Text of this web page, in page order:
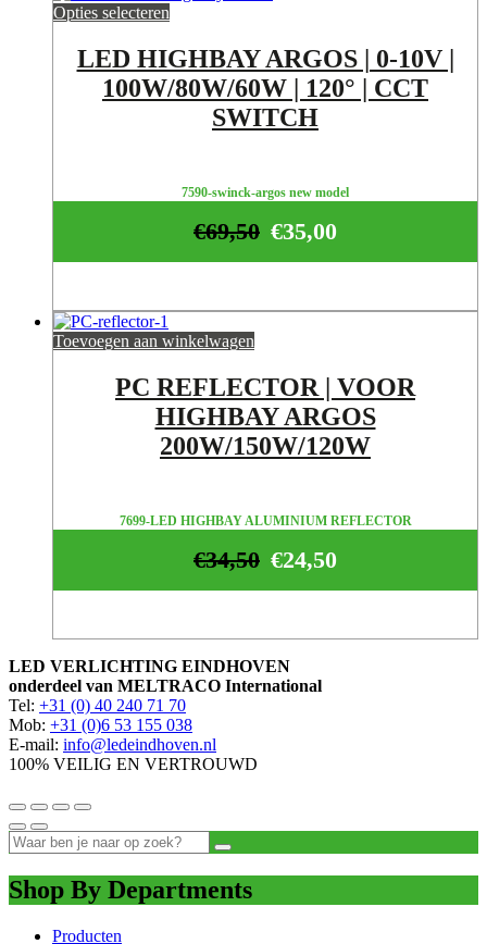
Opties selecteren
LED HIGHBAY ARGOS | 0-10V |
100W/80W/60W | 120° | CCT
SWITCH
7590-swinck-argos new model
€35,00
€69,50
Toevoegen aan winkelwagen
PC REFLECTOR | VOOR
HIGHBAY ARGOS
200W/150W/120W
7699-LED HIGHBAY ALUMINIUM REFLECTOR
€24,50
€34,50
LED VERLICHTING EINDHOVEN
onderdeel van MELTRACO International
Tel: +31 (0) 40 240 71 70
Mob: +31 (0)6 53 155 038
E-mail: info@ledeindhoven.nl
100% VEILIG EN VERTROUWD
Shop By Departments
Producten